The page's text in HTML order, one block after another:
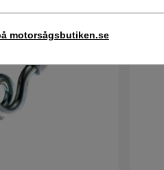
motorsågsbutiken.se